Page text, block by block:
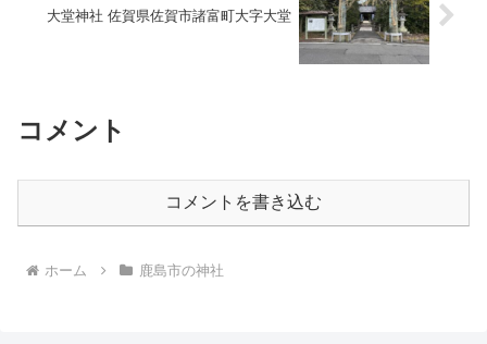
大堂神社 佐賀県佐賀市諸富町大字大堂
コメント
コメントを書き込む
ホーム 鹿島市の神社